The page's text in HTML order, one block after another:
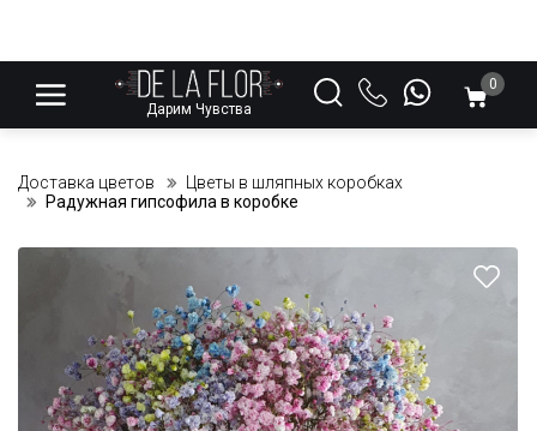
Дарим Чувства
0
Доставка цветов
Цветы в шляпных коробках
Радужная гипсофила в коробке